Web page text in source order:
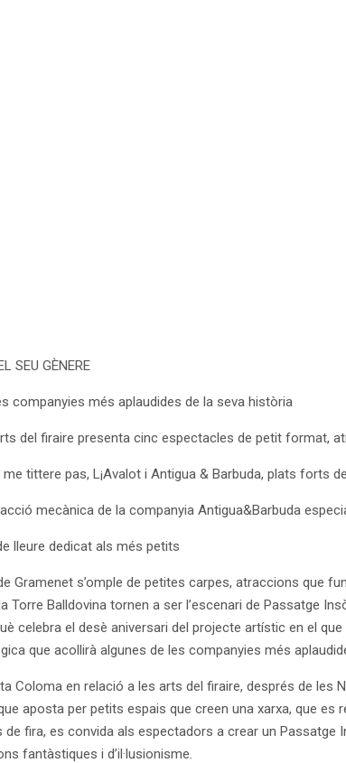
SEU GÈNERE
companyies més aplaudides de la seva història
del firaire presenta cinc espectacles de petit format,
tittere pas, L¡Avalot i Antigua & Barbuda, plats forts
mecànica de la companyia Antigua&Barbuda
lleure dedicat als més petits
Gramenet s’omple de petites carpes, atraccions que
Torre Balldovina tornen a ser l’escenari de Passatge
celebra el desè aniversari del projecte artístic en el
que acollirà algunes de les companyies més
Coloma en relació a les arts del firaire, després de les
aposta per petits espais que creen una xarxa, que
fira, es convida als espectadors a crear un
fantàstiques i d’il·lusionisme.